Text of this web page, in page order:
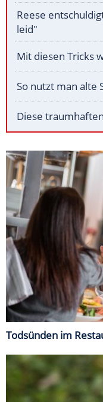
Reese
leid"
Mit diesen Tricks
So nutzt man alte
Diese
Todsünden im